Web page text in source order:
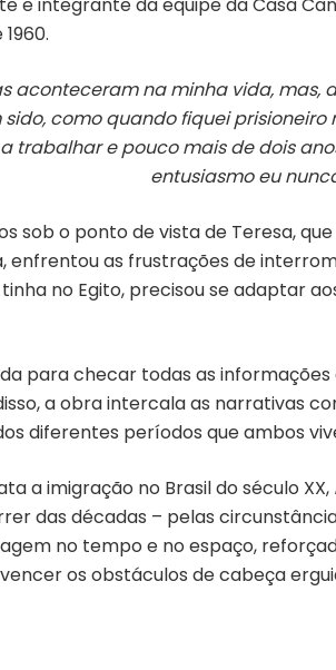
aconteceram na minha vida,
como quando fiquei prisioneiro
trabalhar e pouco mais de dois
entusiasmo eu
sob o ponto de vista de Teresa,
enfrentou as frustrações de
no Egito, precisou se adaptar
para checar todas as
a obra intercala as narrativas
diferentes períodos que ambos
a imigração no Brasil do século XX,
das décadas – pelas
no tempo e no espaço,
os obstáculos de cabeça